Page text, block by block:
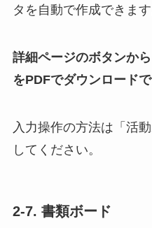
タを自動で作成できます
詳細ページのボタンか
をPDFでダウンロードで
入力操作の方法は「活
してください。
2-7. 書類ボード